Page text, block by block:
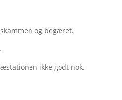
og begæret.
ikke godt nok.